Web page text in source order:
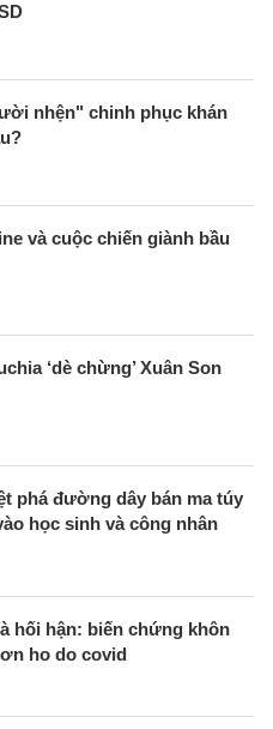
nhện" chinh phục khán
và cuộc chiến giành bầu
‘dè chừng’ Xuân Son
phá đường dây bán ma túy
học sinh và công nhân
hối hận: biến chứng khôn
ho do covid